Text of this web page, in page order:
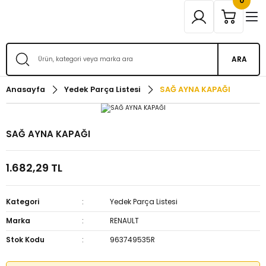
ARA
Anasayfa Yedek Parça Listesi SAĞ AYNA KAPAĞI
SAĞ AYNA KAPAĞI
1.682,29 TL
Kategori
Yedek Parça Listesi
Marka
RENAULT
Stok Kodu
963749535R